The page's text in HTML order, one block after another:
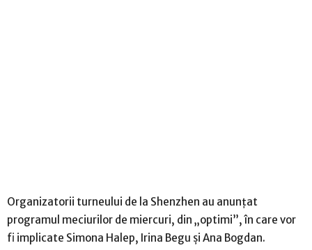
Organizatorii turneului de la Shenzhen au anunțat
programul meciurilor de miercuri, din „optimi”, în care vor
fi implicate Simona Halep, Irina Begu și Ana Bogdan.